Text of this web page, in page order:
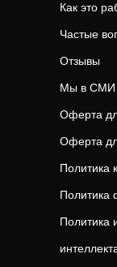
Как это
Частые
Отзывы
Мы в СМИ
Оферта
Оферта
Политика
Политика
Политика